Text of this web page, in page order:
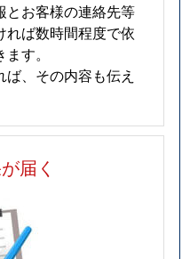
とお客様の連絡先等
れば数時間程度で依
す。
、その内容も伝え
届く